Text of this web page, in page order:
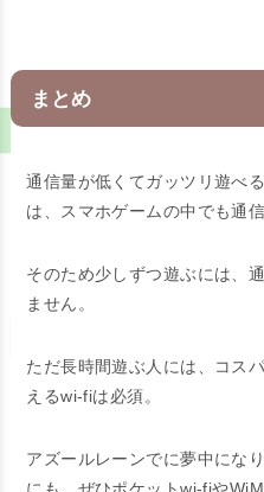
まとめ
通信量が低くてガッツリ遊べ
は、スマホゲームの中でも通
そのため少しずつ遊ぶには、
ません。
ただ長時間遊ぶ人には、コス
えるwi-fiは必須。
アズールレーンでに夢中にな